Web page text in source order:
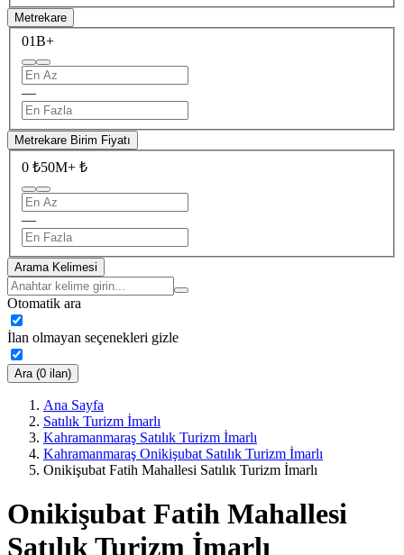
Metrekare
01B+
—
Metrekare Birim Fiyatı
0 ₺50M+ ₺
—
Arama Kelimesi
Otomatik ara
İlan olmayan seçenekleri gizle
Ara (0 ilan)
Ana Sayfa
Satılık Turizm İmarlı
Kahramanmaraş Satılık Turizm İmarlı
Kahramanmaraş Onikişubat Satılık Turizm İmarlı
Onikişubat Fatih Mahallesi Satılık Turizm İmarlı
Onikişubat Fatih Mahallesi
Satılık Turizm İmarlı